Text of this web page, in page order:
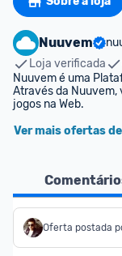
Nuuvem
Loja verificada
Nuuvem é uma
Através da Nuuvem,
jogos na Web.
Ver mais ofertas
Oferta postada